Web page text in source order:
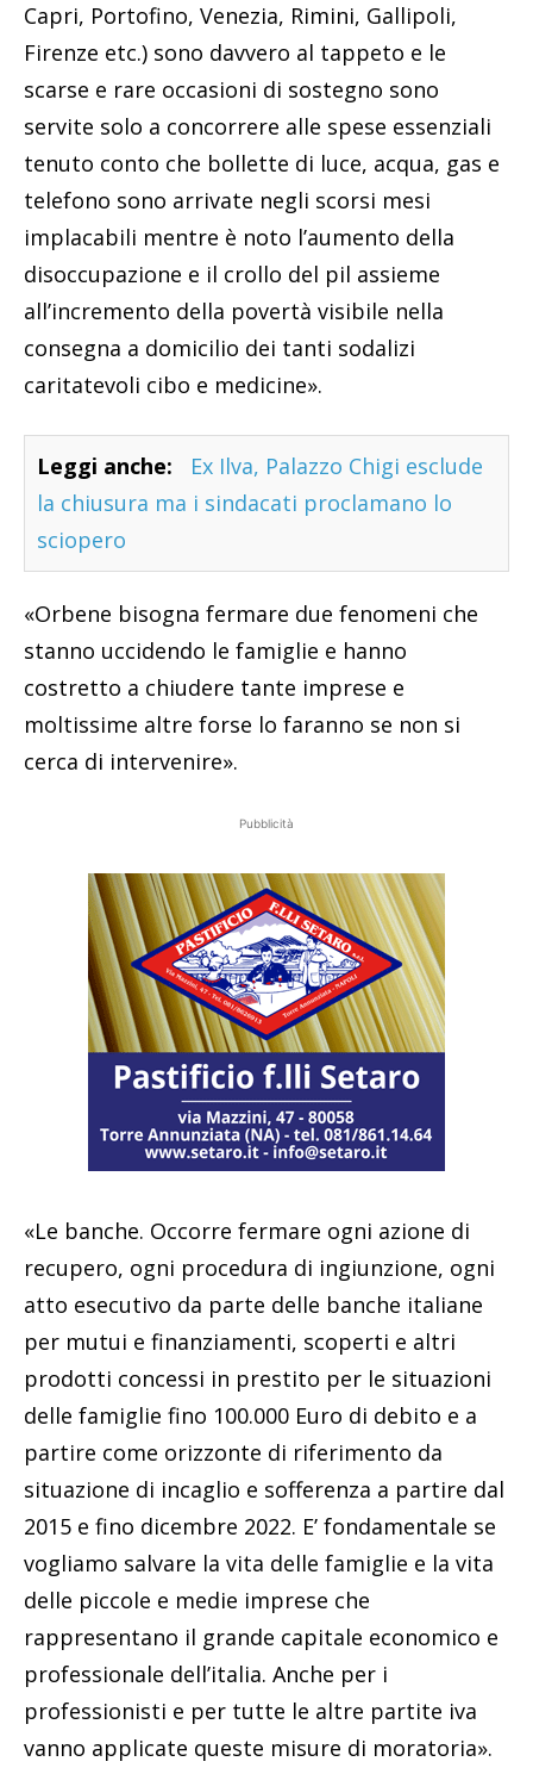
Capri, Portofino, Venezia, Rimini, Gallipoli,
Firenze etc.) sono davvero al tappeto e le
scarse e rare occasioni di sostegno sono
servite solo a concorrere alle spese essenziali
tenuto conto che bollette di luce, acqua, gas e
telefono sono arrivate negli scorsi mesi
implacabili mentre è noto l’aumento della
disoccupazione e il crollo del pil assieme
all’incremento della povertà visibile nella
consegna a domicilio dei tanti sodalizi
caritatevoli cibo e medicine».
Leggi anche:
Ex Ilva, Palazzo Chigi esclude
la chiusura ma i sindacati proclamano lo
sciopero
«Orbene bisogna fermare due fenomeni che
stanno uccidendo le famiglie e hanno
costretto a chiudere tante imprese e
moltissime altre forse lo faranno se non si
cerca di intervenire».
Pubblicità
«Le banche. Occorre fermare ogni azione di
recupero, ogni procedura di ingiunzione, ogni
atto esecutivo da parte delle banche italiane
per mutui e finanziamenti, scoperti e altri
prodotti concessi in prestito per le situazioni
delle famiglie fino 100.000 Euro di debito e a
partire come orizzonte di riferimento da
situazione di incaglio e sofferenza a partire dal
2015 e fino dicembre 2022. E’ fondamentale se
vogliamo salvare la vita delle famiglie e la vita
delle piccole e medie imprese che
rappresentano il grande capitale economico e
professionale dell’italia. Anche per i
professionisti e per tutte le altre partite iva
vanno applicate queste misure di moratoria».